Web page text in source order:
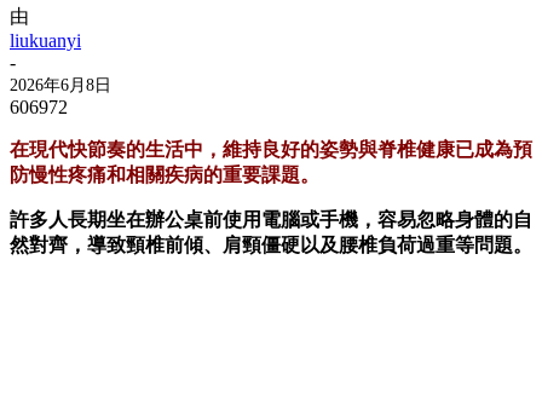
由
liukuanyi
-
2026年6月8日
606972
在現代快節奏的生活中，維持良好的姿勢與脊椎健康已成為預
防慢性疼痛和相關疾病的重要課題。
許多人長期坐在辦公桌前使用電腦或手機，容易忽略身體的自
然對齊，導致頸椎前傾、肩頸僵硬以及腰椎負荷過重等問題。